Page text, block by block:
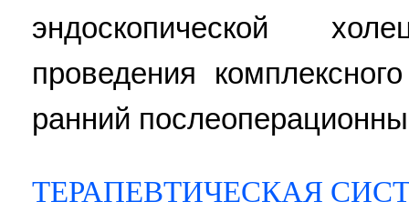
эндоскопической
проведения
ранний
ТЕРАПЕВТИЧЕСКАЯ